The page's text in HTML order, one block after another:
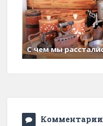
С чем мы расстались
Комментарии